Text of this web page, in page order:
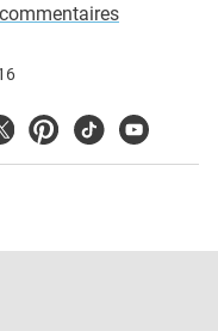
Pinterest
TiktokYoutube